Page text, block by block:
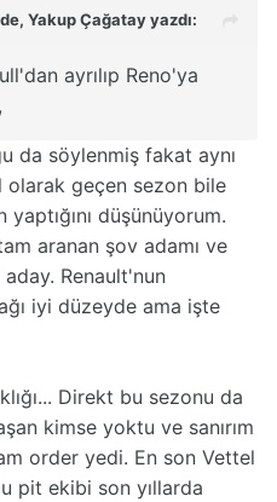
Yakup Çağatayyazdı:
ayrılıp Reno'ya
da söylenmiş fakat aynı
olarak geçen sezon bile
yaptığını düşünüyorum.
aranan şov adamı ve
Renault'nun
iyi düzeyde ama işte
Direkt bu sezonu da
kimse yoktu ve sanırım
order yedi. En son Vettel
pit ekibi son yıllarda